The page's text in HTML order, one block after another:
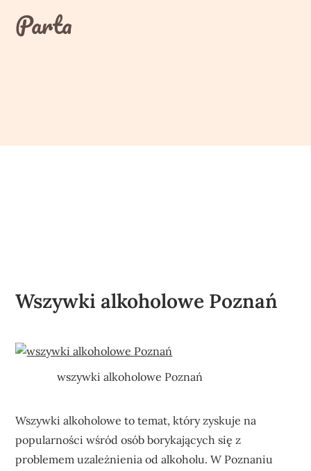
contentParta
Wszywki alkoholowe Poznań
wszywki alkoholowe Poznań
Wszywki alkoholowe to temat, który zyskuje na
popularności wśród osób borykających się z
problemem uzależnienia od alkoholu. W Poznaniu